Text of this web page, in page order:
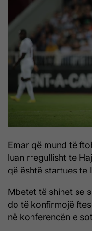
Emar që mund të
luan rregullisht te
që është startues te
Mbetet të shihet se
do të konfirmojë
në konferencën e